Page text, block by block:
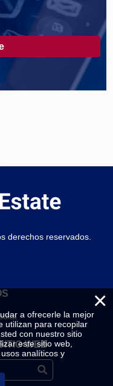
derechos reservados.
WEB
×
a ofrecerle la mejor
utilizan para recopilar
con nuestro sitio
este sitio web,
analíticos y